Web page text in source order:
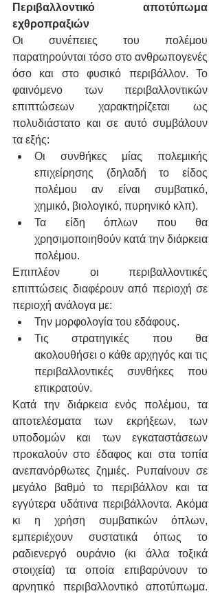
Περιβαλλοντικό αποτύπωμα
εχθροπραξιών
Οι συνέπειες του πολέμου
παρατηρούνται τόσο στο ανθρωπογενές
όσο και στο φυσικό περιβάλλον. Το
φαινόμενο των περιβαλλοντικών
επιπτώσεων χαρακτηρίζεται ως
πολυδιάστατο και σε αυτό συμβάλουν
τα εξής:
Οι συνθήκες μίας πολεμικής
επιχείρησης (δηλαδή το είδος
πολέμου αν είναι συμβατικό,
χημικό, βιολογικό, πυρηνικό κλπ).
Τα είδη όπλων που θα
χρησιμοποιηθούν κατά την διάρκεια
πολέμου.
Επιπλέον οι περιβαλλοντικές
επιπτώσεις διαφέρουν από περιοχή σε
περιοχή ανάλογα με:
Την μορφολογία του εδάφους.
Τις στρατηγικές που θα
ακολουθήσει ο κάθε αρχηγός και τις
περιβαλλοντικές συνθήκες που
επικρατούν.
Κατά την διάρκεια ενός πολέμου, τα
αποτελέσματα των εκρήξεων, των
υποδομών και των εγκαταστάσεων
προκαλούν στο έδαφος και στα τοπία
ανεπανόρθωτες ζημιές. Ρυπαίνουν σε
μεγάλο βαθμό το περιβάλλον και τα
εγγύτερα υδάτινα περιβάλλοντα. Ακόμα
κι η χρήση συμβατικών όπλων,
εμπεριέχουν συστατικά όπως το
ραδιενεργό ουράνιο (κι άλλα τοξικά
στοιχεία) τα οποία επιβαρύνουν το
αρνητικό περιβαλλοντικό αποτύπωμα.